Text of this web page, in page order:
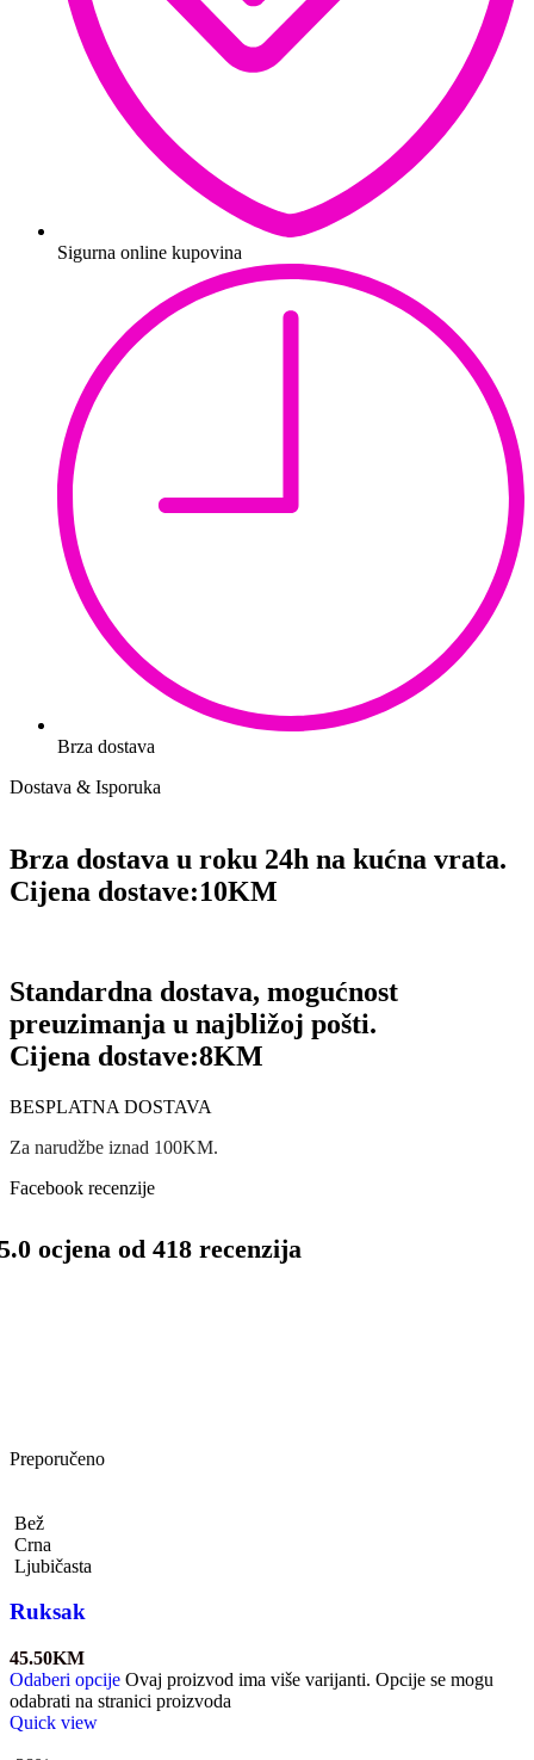
Sigurna online kupovina
Brza dostava
Dostava & Isporuka
Brza dostava u roku 24h na kućna vrata.
Cijena dostave:10KM
Standardna dostava, mogućnost
preuzimanja u najbližoj pošti.
Cijena dostave:8KM
BESPLATNA DOSTAVA
Za narudžbe iznad 100KM.
Facebook recenzije
ocjena od 418 recenzija
Preporučeno
Bež
Crna
Ljubičasta
Ruksak
45.50KM
Odaberi opcije Ovaj proizvod ima više varijanti. Opcije se mogu
odabrati na stranici proizvoda
Quick view